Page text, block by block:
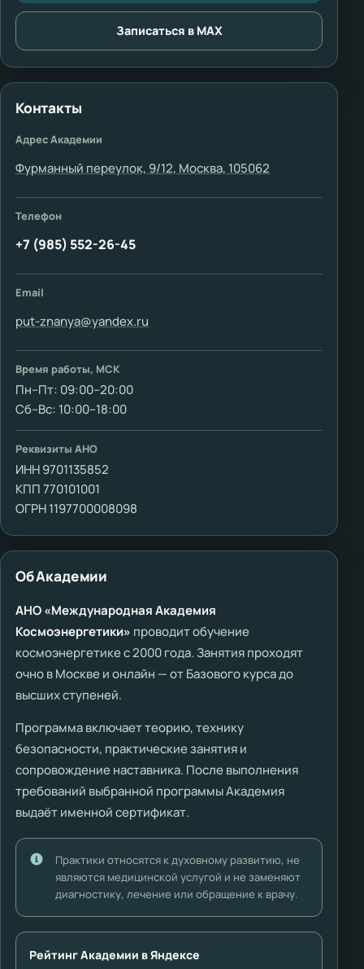
Записаться в MAX
Контакты
Адрес Академии
Фурманный переулок, 9/12, Москва, 105062
Телефон
+7 (985) 552-26-45
Email
put-znanya@yandex.ru
Время работы, МСК
Пн–Пт: 09:00–20:00
Сб–Вс: 10:00–18:00
Реквизиты АНО
ИНН 9701135852
КПП 770101001
ОГРН 1197700008098
Об Академии
АНО «Международная Академия
Космоэнергетики» проводит обучение
космоэнергетике с 2000 года. Занятия проходят
очно в Москве и онлайн — от Базового курса до
высших ступеней.
Программа включает теорию, технику
безопасности, практические занятия и
сопровождение наставника. После выполнения
требований выбранной программы Академия
выдаёт именной сертификат.
Практики относятся к духовному развитию, не
являются медицинской услугой и не заменяют
диагностику, лечение или обращение к врачу.
Рейтинг Академии в Яндексе